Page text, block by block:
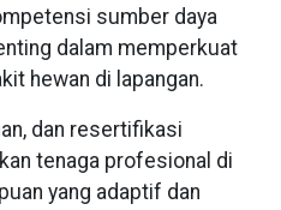
sumber daya
dalam memperkuat
hewan di lapangan.
dan resertifikasi
tenaga profesional di
yang adaptif dan